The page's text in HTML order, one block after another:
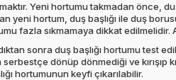
Yeni hortumu takmadan önce,
yeni hortum, duş başlığı ile duş
fazla sıkmamaya dikkat
sonra duş başlığı hortumu test
serbestçe dönüp dönmediği ve kırışıp
hortumunun keyfi çıkarılabilir.